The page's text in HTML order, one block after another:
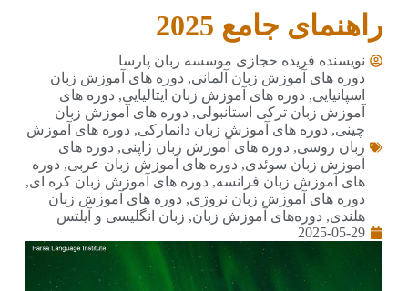
راهنمای جامع 2025
نویسنده فریده حجازی موسسه زبان پارسا
دوره های آموزش زبان آلمانی, دوره های آموزش زبان
اسپانیایی, دوره های آموزش زبان ایتالیایی, دوره های
آموزش زبان ترکی استانبولی, دوره های آموزش زبان
چینی, دوره های آموزش زبان دانمارکی, دوره های آموزش
زبان روسی, دوره های آموزش زبان ژاپنی, دوره های
آموزش زبان سوئدی, دوره های آموزش زبان عربی, دوره
های آموزش زبان فرانسه, دوره های آموزش زبان کره ای,
دوره های آموزش زبان نروژی, دوره های آموزش زبان
هلندی, دوره‌های آموزش زبان, زبان انگلیسی و آیلتس
2025-05-29